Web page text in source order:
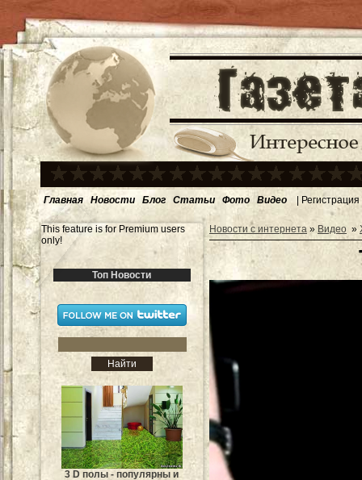
Главная Новости Блог Статьи Фото Видео | Регистрация
This feature is for Premium users
only!
Топ Новости
3 D полы - популярны и
Новости с интернета » Видео »